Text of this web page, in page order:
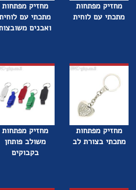
מחזיק מפתחות
מתכתי עם לוחית
מחזיק מפתחות
מתכתי עם
ואבנים
מחזיק מפתחות
מתכתי בצורת לב
מחזיק מפתחות
משולב פותחן
בקבוקים